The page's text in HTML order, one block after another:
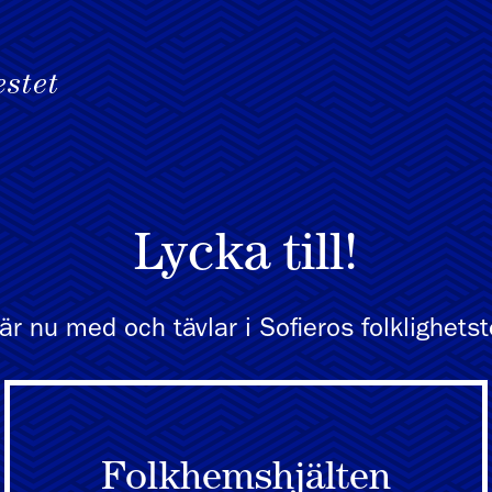
Lycka till!
nu med och tävlar i Sofieros
Folkhemshjälten